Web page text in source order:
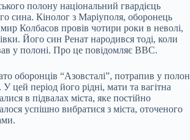
полону національний гвардієць
сина. Кінолог з Маріуполя, оборонець
Колбасов провів чотири роки в неволі,
Його син Ренат народився тоді, коли
у полоні. Про це повідомляє BBC.
оборонців “Азовсталі”, потрапив у полон
цей період його рідні, мати та вагітна
в підвалах міста, яке постійно
успішно вибратися з міста, оточеного